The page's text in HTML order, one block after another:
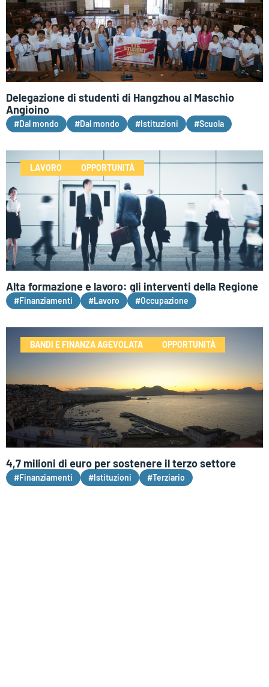
Delegazione di studenti di Hangzhou al Maschio
Angioino
#Dal mondo #Dal mondo #Istituzioni #Scuola
LAVORO OPPORTUNITÀ
Alta formazione e lavoro: gli interventi della Regione
#Finanziamenti #Lavoro #Occupazione
BANDI E FINANZA AGEVOLATA OPPORTUNITÀ
4,7 milioni di euro per sostenere il terzo settore
#Finanziamenti #Istituzioni #Terziario